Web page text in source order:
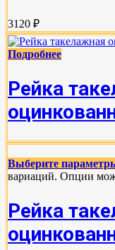
3120 ₽
Подробнее
Рейка
Выберите
вариаций. Опции
Рейка